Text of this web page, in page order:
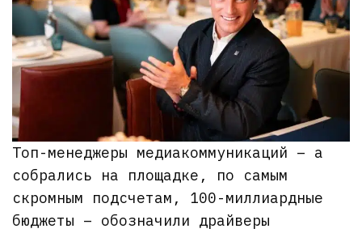
Топ-менеджеры медиакоммуникаций – а
собрались на площадке, по самым
скромным подсчетам, 100-миллиардные
бюджеты – обозначили драйверы